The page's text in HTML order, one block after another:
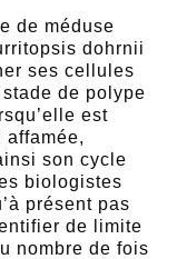
de méduse
dohrnii
ses cellules
de polype
est
affamée,
son cycle
biologistes
présent pas
de limite
nombre de fois